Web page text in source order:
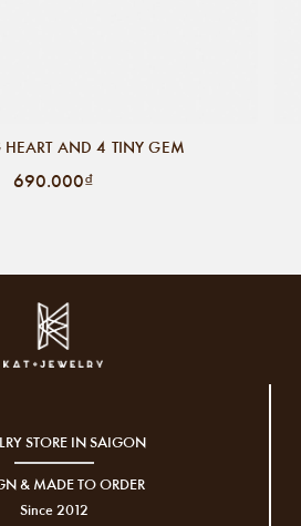
AND 4 TINY GEM
690.000₫
STORE IN SAIGON
& MADE TO ORDER
Since 2012